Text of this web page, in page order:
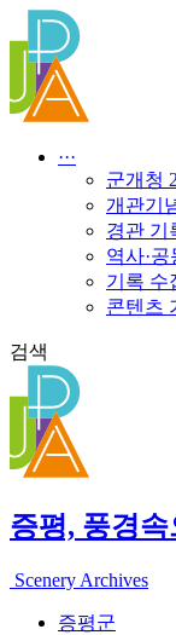
텐
로
건
···
군개청
개관기
경관 기
역사·공
기록 수
콘텐츠
검색
증평, 풍경
Scenery Archives
증평군